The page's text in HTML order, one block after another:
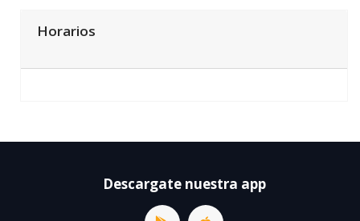
Horarios
Descargate nuestra app